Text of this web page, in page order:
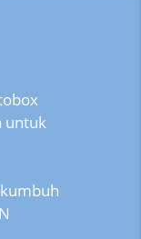
untuk